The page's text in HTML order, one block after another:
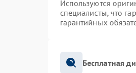
Используются
специалисты, что
гарантийных
Бесплатная